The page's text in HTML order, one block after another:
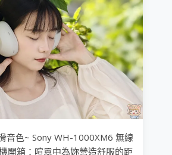
音色~ Sony WH-1000XM6 無線
開箱：喧囂中為妳營造舒服的距